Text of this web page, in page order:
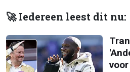
🚀 Iedereen leest dit nu: